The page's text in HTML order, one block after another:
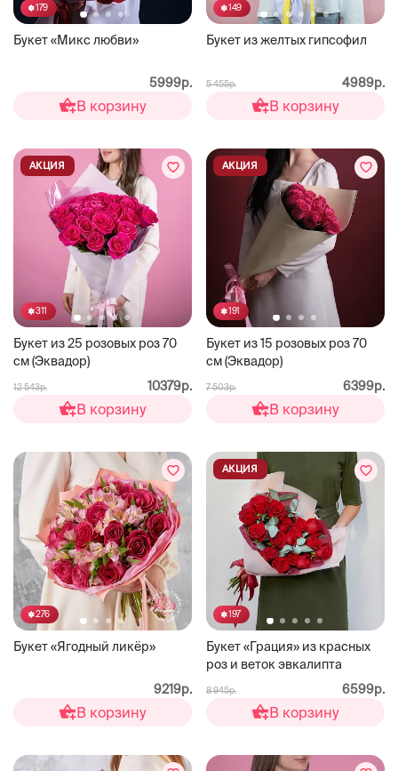
179
Букет «Микс любви»
5999р.
В корзину
149
Букет из желтых гипсофил
5 455р. 4989р.
В корзину
311
Букет из 25 розовых роз 70
см (Эквадор)
АКЦИЯ
12 543р. 10379р.
В корзину
191
Букет из 15 розовых роз 70
см (Эквадор)
АКЦИЯ
7 503р. 6399р.
В корзину
276
Букет «Ягодный ликёр»
9219р.
В корзину
197
Букет «Грация» из красных
роз и веток эвкалипта
АКЦИЯ
8 945р. 6599р.
В корзину